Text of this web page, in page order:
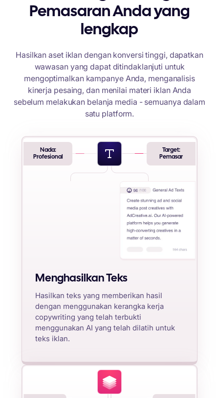
Pemasaran Anda yang
lengkap
Hasilkan aset iklan dengan konversi tinggi, dapatkan
wawasan yang dapat ditindaklanjuti untuk
mengoptimalkan kampanye Anda, menganalisis
kinerja pesaing, dan menilai materi iklan Anda
sebelum melakukan belanja media - semuanya dalam
satu platform.
Nada:
Profesional
Target:
Pemasar
Menghasilkan Teks
Hasilkan teks yang memberikan hasil
dengan menggunakan kerangka kerja
copywriting yang telah terbukti
menggunakan AI yang telah dilatih untuk
teks iklan.